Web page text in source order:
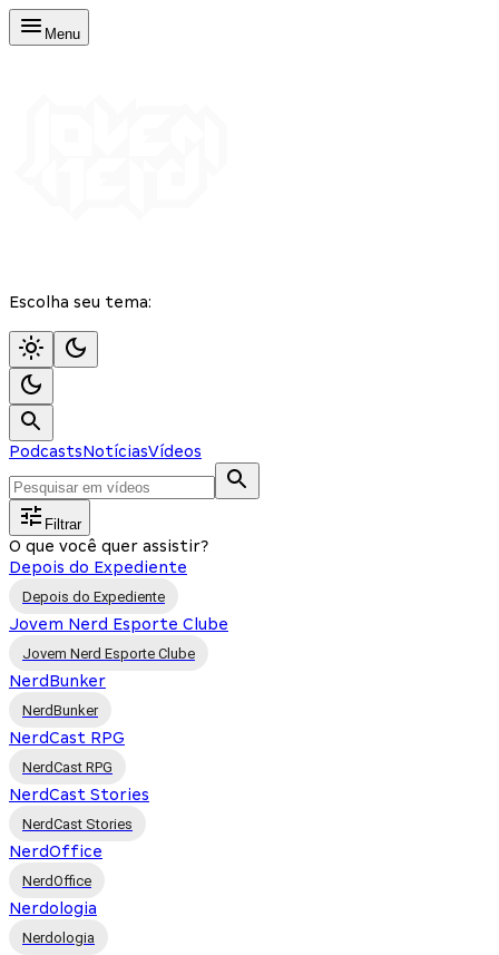
Menu
Escolha seu tema:
PodcastsNotíciasVídeos
Filtrar
O que você quer assistir?
Depois do Expediente
Depois do Expediente
Jovem Nerd Esporte Clube
Jovem Nerd Esporte Clube
NerdBunker
NerdBunker
NerdCast RPG
NerdCast RPG
NerdCast Stories
NerdCast Stories
NerdOffice
NerdOffice
Nerdologia
Nerdologia